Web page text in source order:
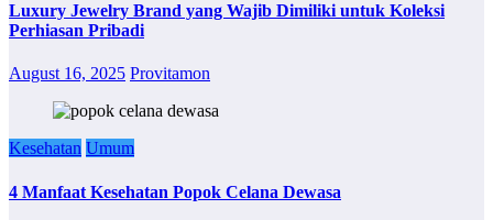
Luxury Jewelry Brand yang Wajib Dimiliki untuk Koleksi
Perhiasan Pribadi
August 16, 2025 Provitamon
Kesehatan Umum
4 Manfaat Kesehatan Popok Celana Dewasa